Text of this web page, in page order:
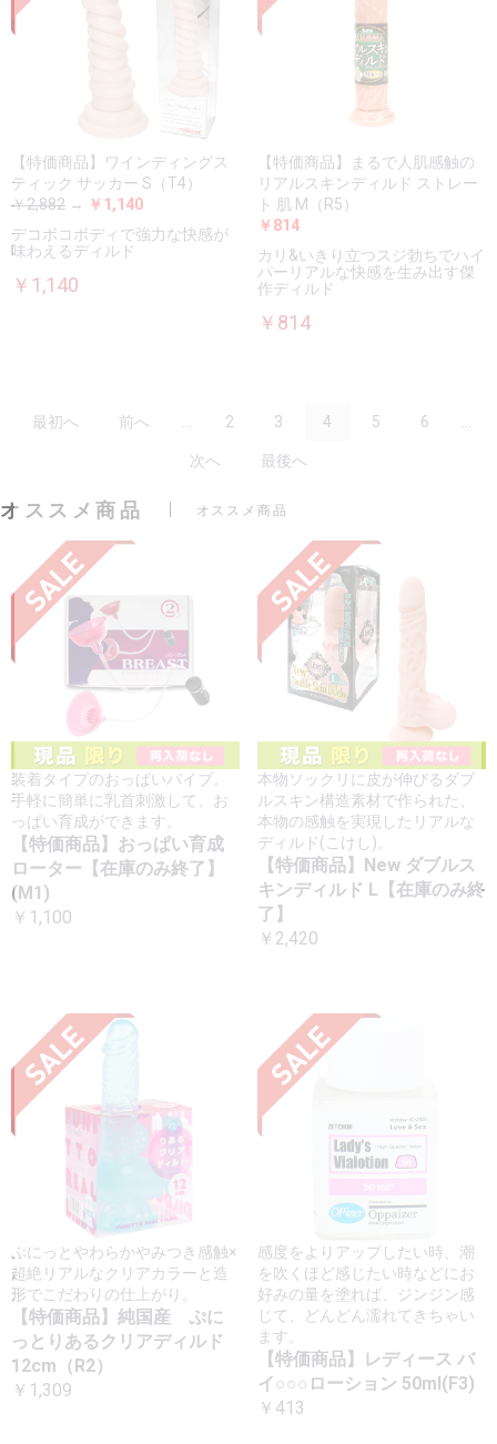
【特価商品】ワインディングス
ティック サッカー S（T4）
￥2,882 → ￥1,140
デコボコボディで強力な快感が
味わえるディルド
￥1,140
【特価商品】まるで人肌感触の
リアルスキンディルド ストレー
ト 肌 M（R5）
￥814
カリ&いきり立つスジ勃ちでハイ
パーリアルな快感を生み出す傑
作ディルド
￥814
最初へ 前へ ... 2 3 4 5 6 ...
次へ 最後へ
オススメ商品 オススメ商品
装着タイプのおっぱいバイブ。
手軽に簡単に乳首刺激して、お
っぱい育成ができます。
【特価商品】おっぱい育成
ローター【在庫のみ終了】
(M1)
￥1,100
本物ソックリに皮が伸びるダブ
ルスキン構造素材で作られた、
本物の感触を実現したリアルな
ディルド(こけし)。
【特価商品】New ダブルス
キンディルド L【在庫のみ終
了】
￥2,420
ぷにっとやわらかやみつき感触×
超絶リアルなクリアカラーと造
形でこだわりの仕上がり。
【特価商品】純国産 ぷに
っとりあるクリアディルド
12cm（R2）
￥1,309
感度をよりアップしたい時、潮
を吹くほど感じたい時などにお
好みの量を塗れば、ジンジン感
じて、どんどん濡れてきちゃい
ます。
【特価商品】レディース バ
イ○○○ローション 50ml(F3)
￥413